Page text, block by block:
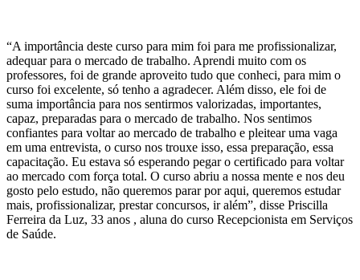
“A importância deste curso para mim foi para me profissionalizar,
adequar para o mercado de trabalho. Aprendi muito com os
professores, foi de grande aproveito tudo que conheci, para mim o
curso foi excelente, só tenho a agradecer. Além disso, ele foi de
suma importância para nos sentirmos valorizadas, importantes,
capaz, preparadas para o mercado de trabalho. Nos sentimos
confiantes para voltar ao mercado de trabalho e pleitear uma vaga
em uma entrevista, o curso nos trouxe isso, essa preparação, essa
capacitação. Eu estava só esperando pegar o certificado para voltar
ao mercado com força total. O curso abriu a nossa mente e nos deu
gosto pelo estudo, não queremos parar por aqui, queremos estudar
mais, profissionalizar, prestar concursos, ir além”, disse Priscilla
Ferreira da Luz, 33 anos , aluna do curso Recepcionista em Serviços
de Saúde.